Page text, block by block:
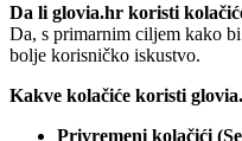
Da li glovia.hr koristi
Da, s primarnim ciljem kako
bolje korisničko iskustvo.
Kakve kolačiće koristi
Privremeni kolačići